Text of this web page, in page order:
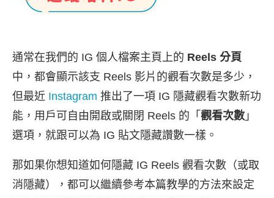
通常在我們的 IG 個人檔案主頁上的 Reels 分頁
中，都會顯示該支 Reels 影片的觀看次數是多少，
但最近 Instagram 推出了一項 IG 隱藏觀看次數新功
能，用戶可自由開啟或關閉 Reels 的「 觀看次數 」
選項，就跟可以為 IG 貼文隱藏讚數一樣。
那如果你想知道如何隱藏 IG Reels 觀看次數（或取
消隱藏），都可以繼續參考本篇教學的方法來設定